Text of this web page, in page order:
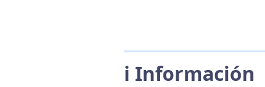
ℹ️ Información